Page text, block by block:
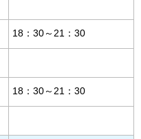
18：30～21：30
18：30～21：30